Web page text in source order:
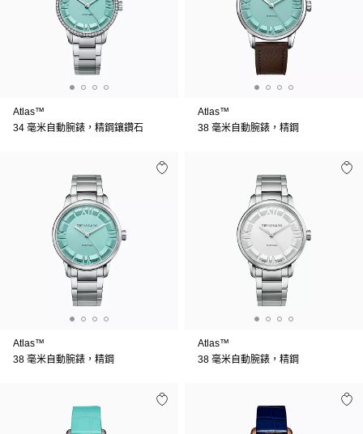
Atlas™
34 毫米自動腕錶，精鋼鑲鑽石
Atlas™
38 毫米自動腕錶，精鋼
Atlas™
38 毫米自動腕錶，精鋼
Atlas™
38 毫米自動腕錶，精鋼